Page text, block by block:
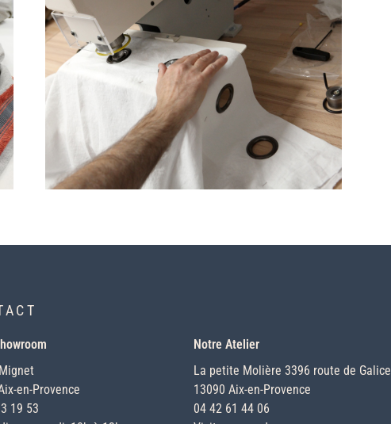
en-Provence
19 53
Notre Atelier
La petite Molière 3396 route de Galice
13090 Aix-en-Provence
04 42 61 44 06